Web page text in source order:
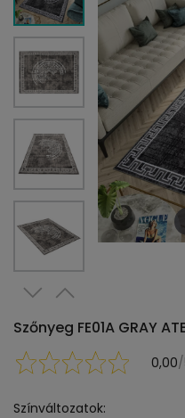
Szőnyeg FE01A GRAY
0,00
Színváltozatok: